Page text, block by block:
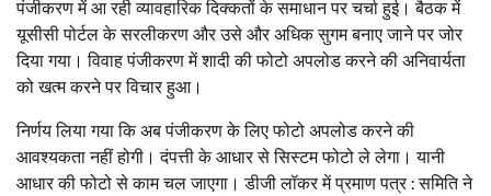
पंजीकरण में आ रही व्यावहारिक दिक्कतों के समाधान पर चर्चा हुई। बैठक में
यूसीसी पोर्टल के सरलीकरण और उसे और अधिक सुगम बनाए जाने पर जोर
दिया गया। विवाह पंजीकरण में शादी की फोटो अपलोड करने की अनिवार्यता
को खत्म करने पर विचार हुआ।
निर्णय लिया गया कि अब पंजीकरण के लिए फोटो अपलोड करने की
आवश्यकता नहीं होगी। दंपत्ती के आधार से सिस्टम फोटो ले लेगा। यानी
आधार की फोटो से काम चल जाएगा। डीजी लॉकर में प्रमाण पत्र : समिति ने